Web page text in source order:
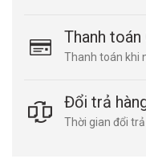
Thanh toán
Thanh toán khi
Đổi trả
Thời gian đổi